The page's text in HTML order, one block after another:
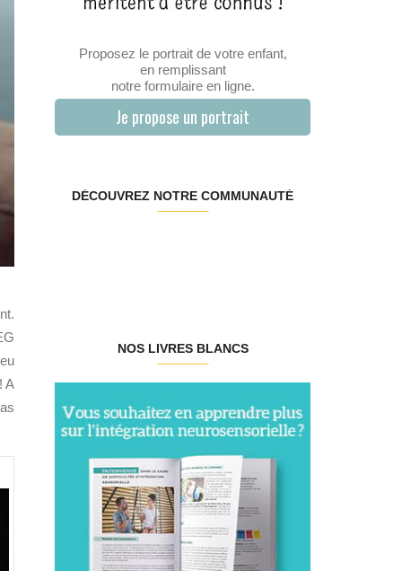
A
Proposez le portrait de votre enfant,
en remplissant
notre formulaire en ligne.
Je propose un portrait
DÉCOUVREZ NOTRE COMMUNAUTÉ
NOS LIVRES BLANCS